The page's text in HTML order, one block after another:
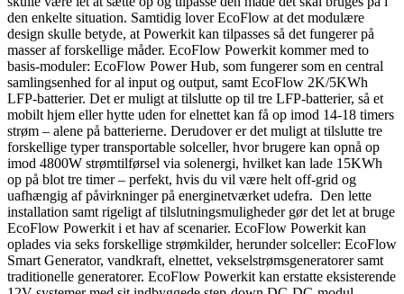
den enkelte situation. Samtidig lover EcoFlow at det modulære
design skulle betyde, at Powerkit kan tilpasses så det fungerer på
masser af forskellige måder. EcoFlow Powerkit kommer med to
basis-moduler: EcoFlow Power Hub, som fungerer som en central
samlingsenhed for al input og output, samt EcoFlow 2K/5KWh
LFP-batterier. Det er muligt at tilslutte op til tre LFP-batterier, så et
mobilt hjem eller hytte uden for elnettet kan få op imod 14-18 timers
strøm – alene på batterierne. Derudover er det muligt at tilslutte tre
forskellige typer transportable solceller, hvor brugere kan opnå op
imod 4800W strømtilførsel via solenergi, hvilket kan lade 15KWh
op på blot tre timer – perfekt, hvis du vil være helt off-grid og
uafhængig af påvirkninger på energinetværket udefra. Den lette
installation samt rigeligt af tilslutningsmuligheder gør det let at bruge
EcoFlow Powerkit i et hav af scenarier. EcoFlow Powerkit kan
oplades via seks forskellige strømkilder, herunder solceller: EcoFlow
Smart Generator, vandkraft, elnettet, vekselstrømsgeneratorer samt
traditionelle generatorer. EcoFlow Powerkit kan erstatte eksisterende